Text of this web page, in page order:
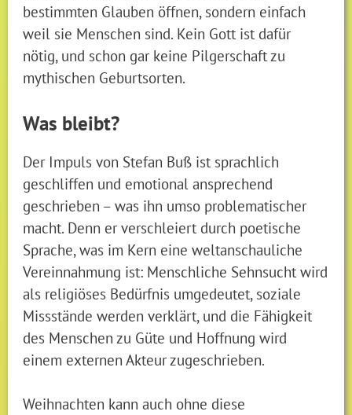
bestimmten Glauben öffnen, sondern einfach
weil sie Menschen sind. Kein Gott ist dafür
nötig, und schon gar keine Pilgerschaft zu
mythischen Geburtsorten.
Was bleibt?
Der Impuls von Stefan Buß ist sprachlich
geschliffen und emotional ansprechend
geschrieben – was ihn umso problematischer
macht. Denn er verschleiert durch poetische
Sprache, was im Kern eine weltanschauliche
Vereinnahmung ist: Menschliche Sehnsucht wird
als religiöses Bedürfnis umgedeutet, soziale
Missstände werden verklärt, und die Fähigkeit
des Menschen zu Güte und Hoffnung wird
einem externen Akteur zugeschrieben.
Weihnachten kann auch ohne diese